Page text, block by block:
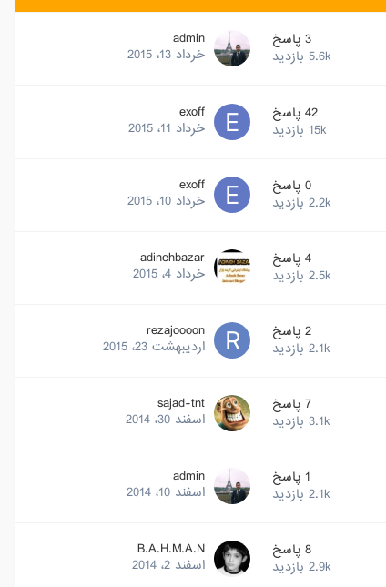
3 پاسخ
5.6k بازدید
admin
خرداد 13، 2015
42 پاسخ
15k بازدید
exoff
خرداد 11، 2015
0 پاسخ
2.2k بازدید
exoff
خرداد 10، 2015
4 پاسخ
2.5k بازدید
adinehbazar
خرداد 4، 2015
2 پاسخ
2.1k بازدید
rezajoooon
اردیبهشت 23، 2015
7 پاسخ
3.1k بازدید
sajad-tnt
اسفند 30، 2014
1 پاسخ
2.1k بازدید
admin
اسفند 10، 2014
8 پاسخ
2.9k بازدید
B.A.H.M.A.N
اسفند 2، 2014